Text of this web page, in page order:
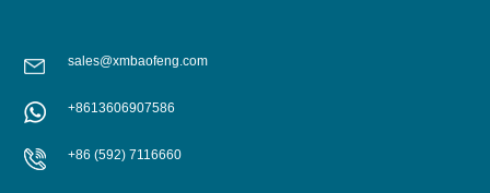
sales@xmbaofeng.com
+8613606907586
+86 (592) 7116660